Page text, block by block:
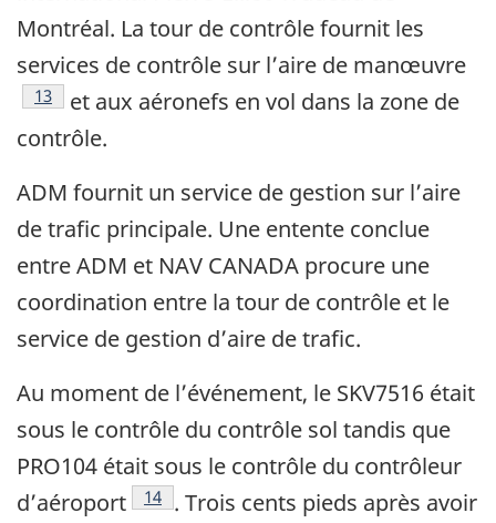
Montréal. La tour de contrôle fournit les
services de contrôle sur l’aire de manœuvre
Note de bas de page
13
et aux aéronefs en vol dans la zone de
contrôle.
ADM fournit un service de gestion sur l’aire
de trafic principale. Une entente conclue
entre ADM et NAV CANADA procure une
coordination entre la tour de contrôle et le
service de gestion d’aire de trafic.
Au moment de l’événement, le SKV7516 était
sous le contrôle du contrôle sol tandis que
PRO104 était sous le contrôle du contrôleur
d’aéroport
Note de bas de page
14 . Trois cents pieds après avoir